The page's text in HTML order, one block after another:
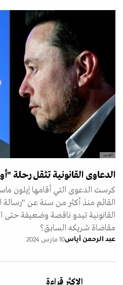
أ.ف.ب.
الدعاوى القانونية تثقل رحلة
كرست الدعوى التي أقامها إيلون
القائم منذ أكثر من سنة عن "رسالة
القانونية تبدو ناقصة وضعيفة
مقاضاة شريكه السابق؟
عبد الرحمن أياس10 مارس 2024
الاكثر قراءة